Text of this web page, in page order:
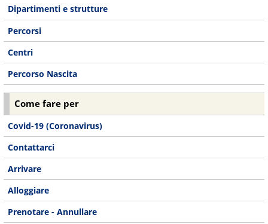
Dipartimenti e strutture
Percorsi
Centri
Percorso Nascita
Come fare per
Covid-19 (Coronavirus)
Contattarci
Arrivare
Alloggiare
Prenotare - Annullare